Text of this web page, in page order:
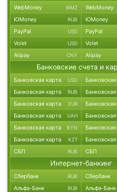
WebMoney WMZ WebMoney
ЮMoney RUB ЮMoney
PayPal USD PayPal
Volet USD Volet
Alipay CNY Alipay
Банковские счета и
Банковская карта USD
Банковская карта RUB
Банковская карта EUR
Банковская карта UAH
Банковская карта BYN
Банковская карта KZT
СБП RUB СБП
Интернет-банкинг
Сбербанк RUB Сбербанк
Альфа-Банк RUB Альфа-Банк